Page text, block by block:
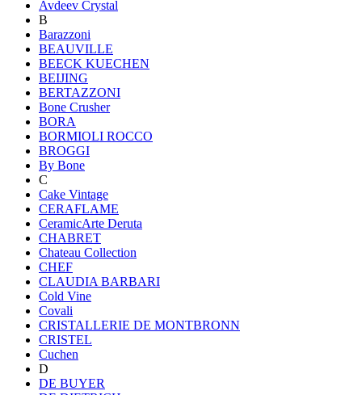
Avdeev Crystal
B
Barazzoni
BEAUVILLE
BEECK KUECHEN
BEIJING
BERTAZZONI
Bone Crusher
BORA
BORMIOLI ROCCO
BROGGI
By Bone
C
Cake Vintage
CERAFLAME
CeramicArte Deruta
CHABRET
Chateau Collection
CHEF
CLAUDIA BARBARI
Cold Vine
Covali
CRISTALLERIE DE MONTBRONN
CRISTEL
Cuchen
D
DE BUYER